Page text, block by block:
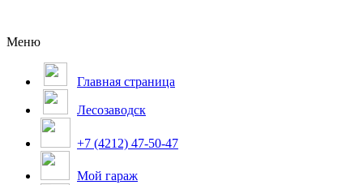
Меню
Главная страница
Лесозаводск
+7 (4212) 47-50-47
Мой гараж